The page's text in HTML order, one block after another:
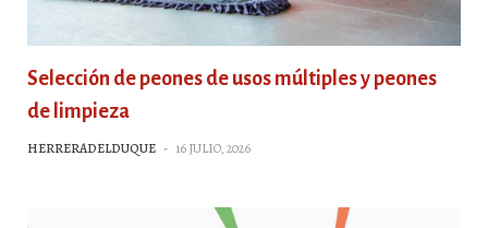
Selección de peones de usos múltiples y peones
de limpieza
HERRERADELDUQUE - 16 JULIO, 2026